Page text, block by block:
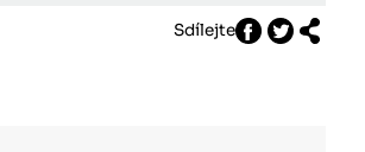
Sdílejte